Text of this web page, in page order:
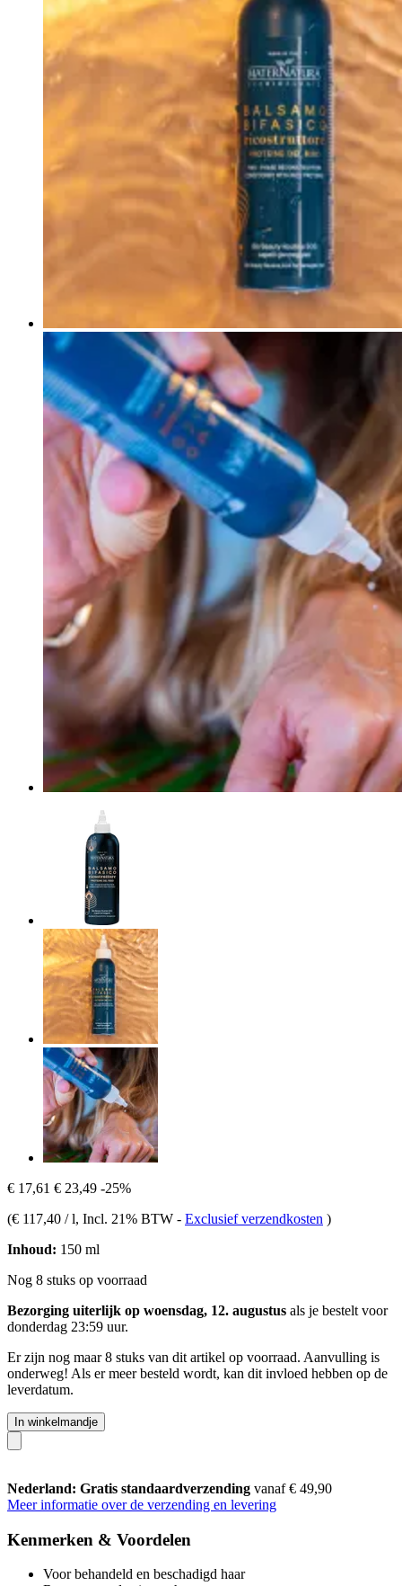
€ 17,61 € 23,49 -25%
(€ 117,40 / l, Incl. 21% BTW - Exclusief verzendkosten )
Inhoud: 150 ml
Nog 8 stuks op voorraad
Bezorging uiterlijk op woensdag, 12. augustus als je bestelt voor
donderdag 23:59 uur.
Er zijn nog maar 8 stuks van dit artikel op voorraad. Aanvulling is
onderweg! Als er meer besteld wordt, kan dit invloed hebben op de
leverdatum.
In winkelmandje
Nederland: Gratis standaardverzending vanaf € 49,90
Meer informatie over de verzending en levering
Kenmerken & Voordelen
Voor behandeld en beschadigd haar